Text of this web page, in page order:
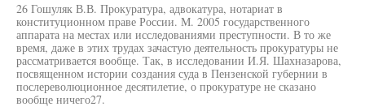
26 Гошуляк В.В. Прокуратура, адвокатура, нотариат в
конституционном праве России. М. 2005 государственного
аппарата на местах или исследованиями преступности. В то же
время, даже в этих трудах зачастую деятельность прокуратуры не
рассматривается вообще. Так, в исследовании И.Я. Шахназарова,
посвященном истории создания суда в Пензенской губернии в
послереволюционное десятилетие, о прокуратуре не сказано
вообще ничего27.